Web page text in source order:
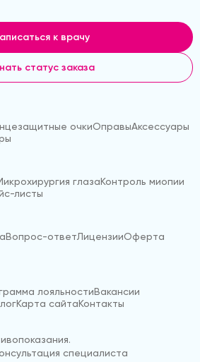
к врачу
статус заказа
очкиОправыАксессуары
глазаКонтроль миопии
листы
Вопрос-ответЛицензииОферта
лояльностиВакансии
Карта сайтаКонтакты
специалиста